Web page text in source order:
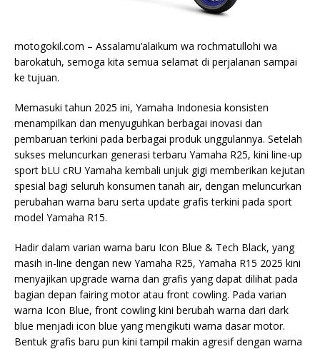
motogokil.com – Assalamu’alaikum wa rochmatullohi wa
barokatuh, semoga kita semua selamat di perjalanan sampai
ke tujuan.
Memasuki tahun 2025 ini, Yamaha Indonesia konsisten
menampilkan dan menyuguhkan berbagai inovasi dan
pembaruan terkini pada berbagai produk unggulannya. Setelah
sukses meluncurkan generasi terbaru Yamaha R25, kini line-up
sport bLU cRU Yamaha kembali unjuk gigi memberikan kejutan
spesial bagi seluruh konsumen tanah air, dengan meluncurkan
perubahan warna baru serta update grafis terkini pada sport
model Yamaha R15.
Hadir dalam varian warna baru Icon Blue & Tech Black, yang
masih in-line dengan new Yamaha R25, Yamaha R15 2025 kini
menyajikan upgrade warna dan grafis yang dapat dilihat pada
bagian depan fairing motor atau front cowling. Pada varian
warna Icon Blue, front cowling kini berubah warna dari dark
blue menjadi icon blue yang mengikuti warna dasar motor.
Bentuk grafis baru pun kini tampil makin agresif dengan warna